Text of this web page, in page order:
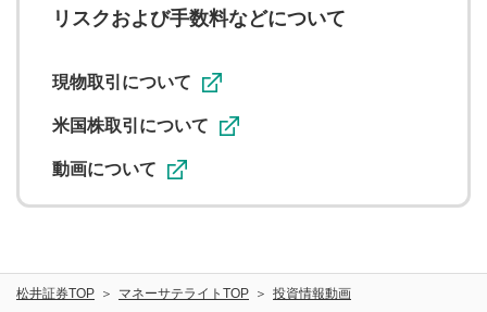
に関する著作者人格権を行使しないことに同意します。利
用者が投稿したコメントは、当社サービスの広告・宣伝、
ることがあります。
リスクおよび手数料などについて
現物取引について
米国株取引について
動画について
松井証券TOP マネーサテライトTOP
投資情報動画